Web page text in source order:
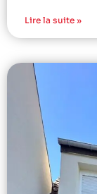
Lire la suite »